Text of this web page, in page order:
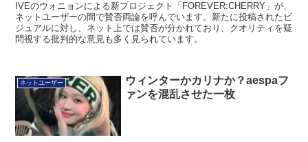
IVEのウォニョンによる新プロジェクト「FOREVER:CHERRY」が、
ネットユーザーの間で賛否両論を呼んでいます。新たに投稿されたビ
ジュアルに対し、ネット上では賛否が分かれており、クオリティを疑
問視する批判的な意見も多く見られています。
ネットユーザー
ウィンターかカリナか？aespaフ
ァンを混乱させた一枚